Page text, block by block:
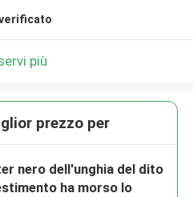
più
prezzo per
nero dell'unghia del dito
ha morso lo